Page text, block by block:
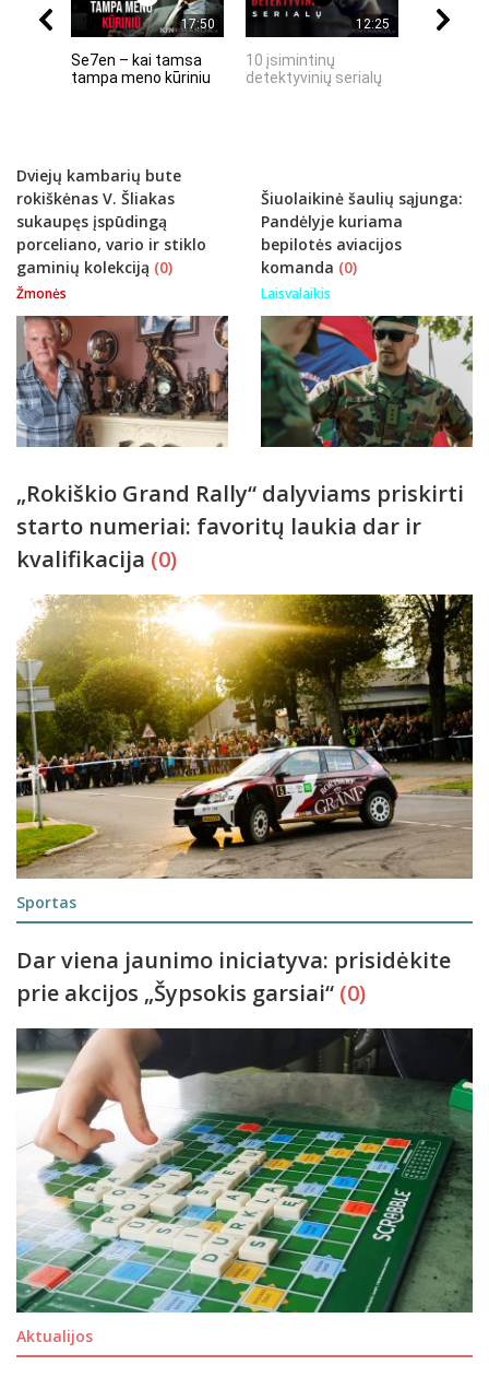
17:50
Se7en – kai tamsa
tampa meno kūriniu
12:25
10 įsimintinų
detektyvinių serialų
Dviejų kambarių bute
rokiškėnas V. Šliakas
sukaupęs įspūdingą
porceliano, vario ir stiklo
gaminių kolekciją (0)
Žmonės
Šiuolaikinė šaulių sąjunga:
Pandėlyje kuriama
bepilotės aviacijos
komanda (0)
Laisvalaikis
„Rokiškio Grand Rally“ dalyviams priskirti
starto numeriai: favoritų laukia dar ir
kvalifikacija (0)
Sportas
Dar viena jaunimo iniciatyva: prisidėkite
prie akcijos „Šypsokis garsiai“ (0)
Aktualijos